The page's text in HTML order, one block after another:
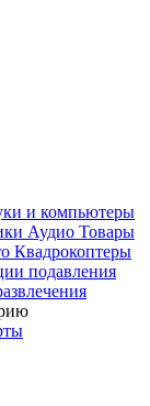
и компьютеры
Аудио Товары
Квадрокоптеры
подавления